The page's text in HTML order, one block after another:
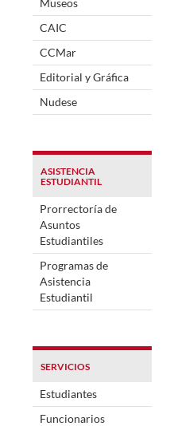
CAIC
CCMar
Editorial y Gráfica
Nudese
ASISTENCIA
ESTUDIANTIL
Prorrectoría de
Asuntos
Estudiantiles
Programas de
Asistencia
Estudiantil
SERVICIOS
Estudiantes
Funcionarios